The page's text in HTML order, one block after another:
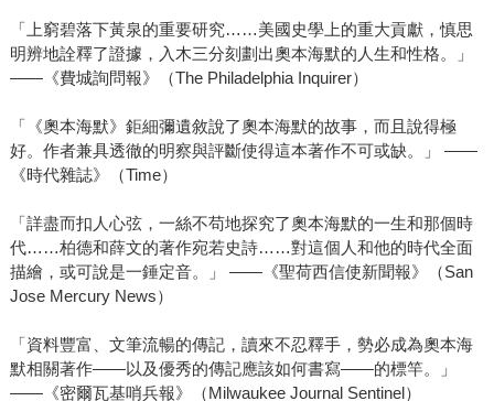
「上窮碧落下黃泉的重要研究……美國史學上的重大貢獻，慎思
明辨地詮釋了證據，入木三分刻劃出奧本海默的人生和性格。」
——《費城詢問報》（The Philadelphia Inquirer）
「《奧本海默》鉅細彌遺敘說了奧本海默的故事，而且說得極
好。作者兼具透徹的明察與評斷使得這本著作不可或缺。」 ——
《時代雜誌》（Time）
「詳盡而扣人心弦，一絲不苟地探究了奧本海默的一生和那個時
代……柏德和薛文的著作宛若史詩……對這個人和他的時代全面
描繪，或可說是一錘定音。」 ——《聖荷西信使新聞報》（San
Jose Mercury News）
「資料豐富、文筆流暢的傳記，讀來不忍釋手，勢必成為奧本海
默相關著作——以及優秀的傳記應該如何書寫——的標竿。」
——《密爾瓦基哨兵報》（Milwaukee Journal Sentinel）